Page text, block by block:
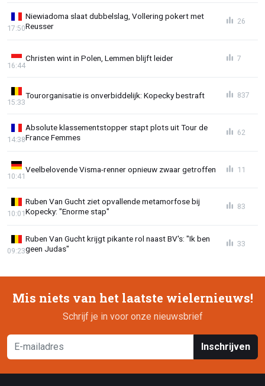
Niewiadoma slaat dubbelslag, Vollering pokert met
Reusser
17:50
26
Christen wint in Polen, Lemmen blijft leider
16:44
7
Tourorganisatie is onverbiddelijk: Kopecky bestraft
15:33
837
Absolute klassementstopper stapt plots uit Tour de
France Femmes
14:38
62
Veelbelovende Visma-renner opnieuw zwaar getroffen
10:41
11
Ruben Van Gucht ziet opvallende metamorfose bij
Kopecky: "Enorme stap"
10:01
83
Ruben Van Gucht krijgt pikante rol naast BV's: "Ik ben
geen Judas"
09:23
33
Mis niets van het laatste wielernieuws!
Schrijf je in voor onze nieuwsbrief
Inschrijven